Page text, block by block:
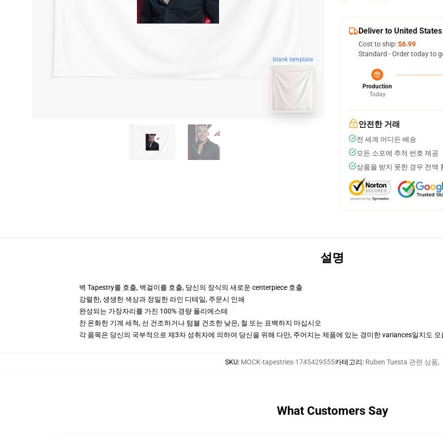
blank template
Deliver to United States
Cost to ship:$6.99
Standard - Order today to
Production
Today
안전한 거래
전 세계 어디든 배송
모든 소포에 추적 번호 제공
상품을 받지 못한 경우 전액
설명
벽 Tapestry를 호출, 벽걸이를 호출, 당신의 장식의 새로운 centerpiece 호출
강렬한, 생생한 색상과 정밀한 라인 디테일, 주문시 인쇄
완성되는 가장자리를 가진 100% 경량 폴리에스테
찬 온화한 기계 세척, 선 건조하거나 텀블 건조한 낮은, 철 또는 표백하지 마십시오
각 품목은 당신의 국부적으로 제3자 성취자에 의하여 당신을 위해 다만, 주어지는 제품에 있는 경미한 variances일지도
SKU: MOCK-tapestries-1745429555카테고리: Ruben Tuesta 관련 상품,
What Customers Say